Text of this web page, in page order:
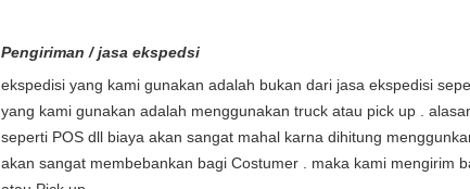
Pengiriman / jasa ekspedsi
ekspedisi yang kami gunakan adalah bukan dari jasa ekspedisi
yang kami gunakan adalah menggunakan truck atau pick up .
seperti POS dll biaya akan sangat mahal karna dihitung
akan sangat membebankan bagi Costumer . maka kami mengirim